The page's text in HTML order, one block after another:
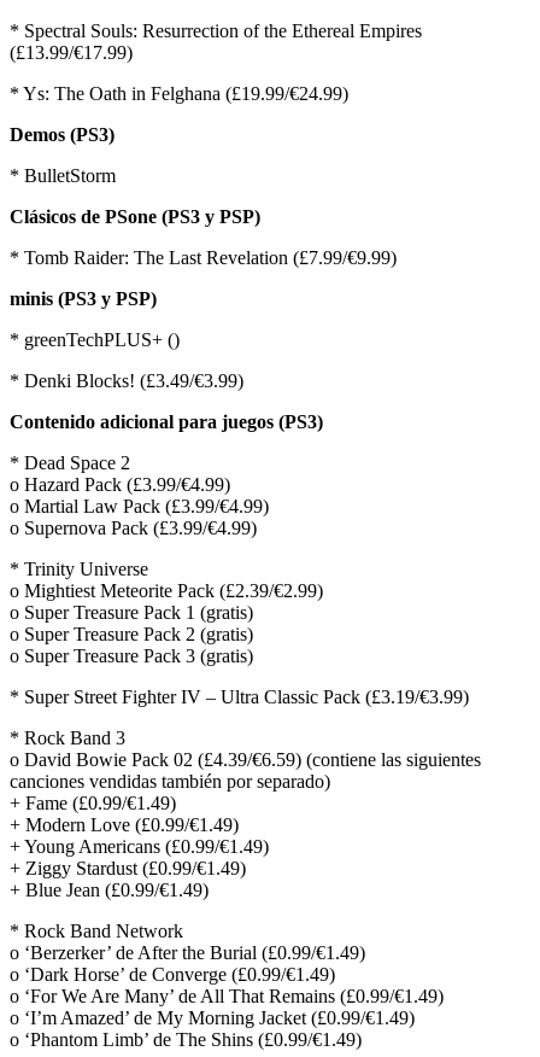
* Spectral Souls: Resurrection of the Ethereal Empires
(£13.99/€17.99)
* Ys: The Oath in Felghana (£19.99/€24.99)
Demos (PS3)
* BulletStorm
Clásicos de PSone (PS3 y PSP)
* Tomb Raider: The Last Revelation (£7.99/€9.99)
minis (PS3 y PSP)
* greenTechPLUS+ ()
* Denki Blocks! (£3.49/€3.99)
Contenido adicional para juegos (PS3)
* Dead Space 2
o Hazard Pack (£3.99/€4.99)
o Martial Law Pack (£3.99/€4.99)
o Supernova Pack (£3.99/€4.99)
* Trinity Universe
o Mightiest Meteorite Pack (£2.39/€2.99)
o Super Treasure Pack 1 (gratis)
o Super Treasure Pack 2 (gratis)
o Super Treasure Pack 3 (gratis)
* Super Street Fighter IV – Ultra Classic Pack (£3.19/€3.99)
* Rock Band 3
o David Bowie Pack 02 (£4.39/€6.59) (contiene las siguientes
canciones vendidas también por separado)
+ Fame (£0.99/€1.49)
+ Modern Love (£0.99/€1.49)
+ Young Americans (£0.99/€1.49)
+ Ziggy Stardust (£0.99/€1.49)
+ Blue Jean (£0.99/€1.49)
* Rock Band Network
o ‘Berzerker’ de After the Burial (£0.99/€1.49)
o ‘Dark Horse’ de Converge (£0.99/€1.49)
o ‘For We Are Many’ de All That Remains (£0.99/€1.49)
o ‘I’m Amazed’ de My Morning Jacket (£0.99/€1.49)
o ‘Phantom Limb’ de The Shins (£0.99/€1.49)